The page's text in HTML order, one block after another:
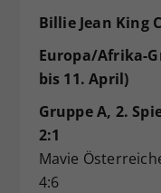
Billie Jean King
Europa/Afrika-
bis 11. April)
Gruppe A, 2.
2:1
Mavie
4:6